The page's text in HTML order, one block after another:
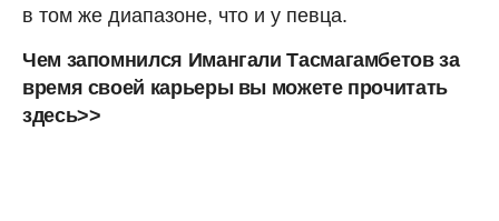
в том же диапазоне, что и у певца.
Чем запомнился Имангали Тасмагамбетов за
время своей карьеры вы можете прочитать
здесь>>